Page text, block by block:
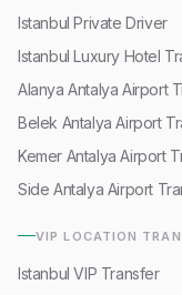
Istanbul Private Driver
Istanbul Luxury Hotel
Alanya Antalya Airport
Belek Antalya Airport
Kemer Antalya Airport
Side Antalya Airport
VIP LOCATION
Istanbul VIP Transfer